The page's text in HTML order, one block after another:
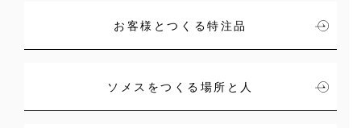
お客様とつくる特注品
ソメスをつくる場所と人